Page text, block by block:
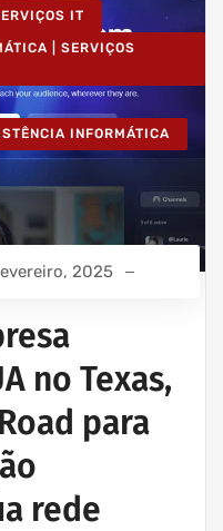
IT
| SERVIÇOS
INFORMÁTICA
2025
no Texas,
para
rede